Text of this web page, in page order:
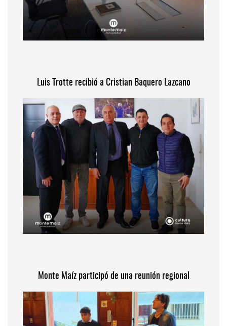
Luis Trotte recibió a Cristian Baquero Lazcano
Monte Maíz participó de una reunión regional